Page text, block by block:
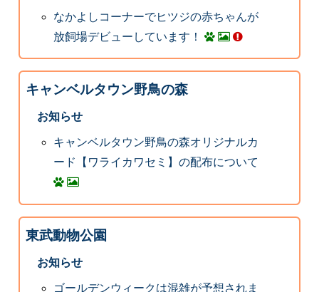
なかよしコーナーでヒツジの赤ちゃんが
放飼場デビューしています！
キャンベルタウン野鳥の森
お知らせ
キャンベルタウン野鳥の森オリジナルカ
ード【ワライカワセミ】の配布について
東武動物公園
お知らせ
ゴールデンウィークは混雑が予想されま